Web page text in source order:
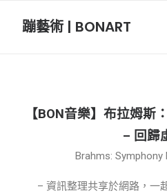
蹦藝術 | BONART
【BON音樂】布拉姆斯
– 回歸
Brahms: Symphony
– 資訊整理共享於網路，一